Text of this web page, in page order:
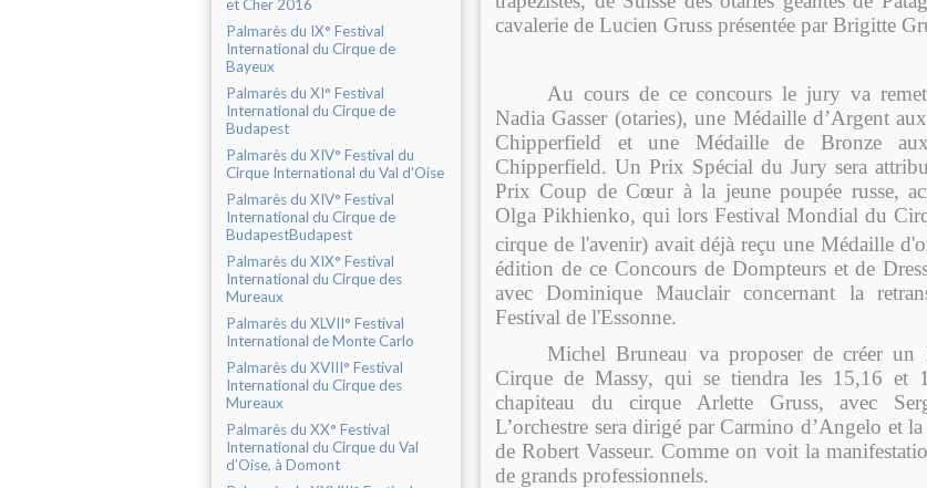
et Cher 2016
Palmarès du IX° Festival
International du Cirque de
Bayeux
Palmarès du XI° Festival
International du Cirque de
Budapest
Palmarès du XIV° Festival du
Cirque International du Val d'Oise
Palmarès du XIV° Festival
International du Cirque de
BudapestBudapest
Palmarès du XIX° Festival
International du Cirque des
Mureaux
Palmarès du XLVII° Festival
International de Monte Carlo
Palmarès du XVIII° Festival
International du Cirque des
Mureaux
Palmarès du XX° Festival
International du Cirque du Val
d’Oise, à Domont
cavalerie de Lucien Gruss présentée par Brigitte
Au cours de ce concours le jury va
Nadia Gasser (otaries), une Médaille d’Argent
Chipperfield et une Médaille de Bronze
Chipperfield. Un Prix Spécial du Jury sera
Prix Coup de Cœur à la jeune poupée russe,
Olga Pikhienko, qui lors Festival Mondial du
cirque de l'avenir) avait déjà reçu une Médaille
édition de ce Concours de Dompteurs et de
avec Dominique Mauclair concernant la
Festival de l'Essonne.
Michel Bruneau va proposer de créer un
Cirque de Massy, qui se tiendra les 15,16 et
chapiteau du cirque Arlette Gruss, avec
L’orchestre sera dirigé par Carmino d’Angelo et
de Robert Vasseur. Comme on voit la
de grands professionnels.